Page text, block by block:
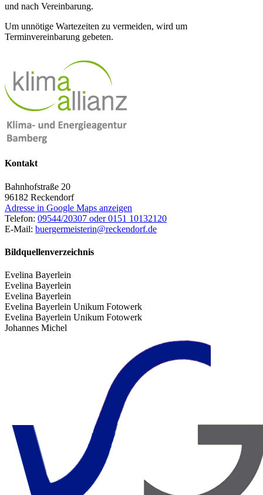
und nach Vereinbarung.
Um unnötige Wartezeiten zu vermeiden, wird um
Terminvereinbarung gebeten.
Kontakt
Bahnhofstraße 20
96182 Reckendorf
Adresse in Google Maps anzeigen
Telefon: 09544/20307 oder 0151 10132120
E-Mail: buergermeisterin@reckendorf.de
Bildquellenverzeichnis
Evelina Bayerlein
Evelina Bayerlein
Evelina Bayerlein
Evelina Bayerlein Unikum Fotowerk
Evelina Bayerlein Unikum Fotowerk
Johannes Michel